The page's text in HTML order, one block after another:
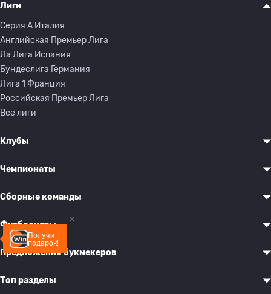
Получи
подарок!
Лиги
Серия A Италия
Английская Премьер Лига
Ла Лига Испания
Бундеслига Германия
Лига 1 Франция
Российская Премьер Лига
Все лиги
Клубы
Чемпионаты
Сборные команды
Футболисты
Предложения букмекеров
Топ разделы